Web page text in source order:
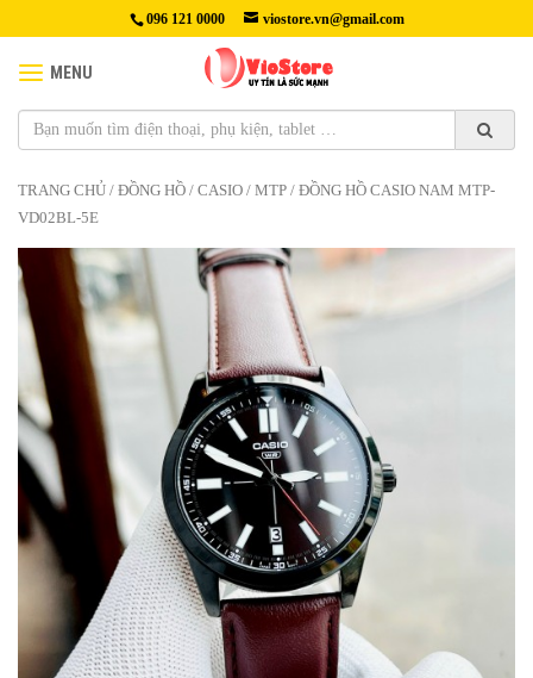
096 121 0000 viostore.vn@gmail.com
MENU
TRANG CHỦ / ĐỒNG HỒ / CASIO / MTP / ĐỒNG HỒ CASIO NAM MTP-
VD02BL-5E